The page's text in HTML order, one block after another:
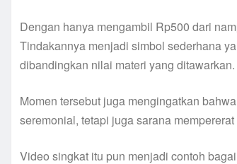
Dengan hanya mengambil Rp500 dari
Tindakannya menjadi simbol sederhana
dibandingkan nilai materi yang ditawarkan.
Momen tersebut juga mengingatkan
seremonial, tetapi juga sarana
Video singkat itu pun menjadi contoh